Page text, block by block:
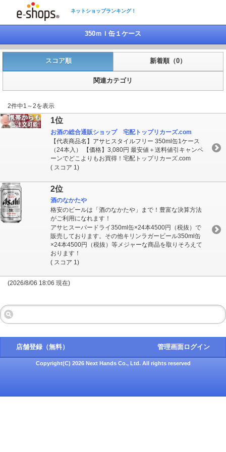
ネットショップランキング！
350ｍｌ缶１ケース
スコア順 新着順（0）
関連カテゴリ
2件中1～2を表示
1位
お酒の総合通販ショップ 宅配トップリカーズ.com
【代表商品名】アサヒスタイルフリー 350ml缶1ケース
（24本入） 【価格】3,080円 最安値＋送料値引キャンペ
ーンでどこよりもお買得！宅配トップリカーズ.com
( スコア 1)
2位
酒のなかたや
格安のビールは「酒のなかたや」まで！豊富な決算方法
がご利用になれます！
アサヒスーパードライ350ml缶×24本4500円（税抜）で
販売しております。その他キリンラガービール350ml缶
×24本4500円（税抜）等メジャーな商品を取りそろえて
おります！
( スコア 1)
(2026/8/06 18:06 現在)
店舗登録（無料） 管理画面ログイン
Copyright(C) 2026 Next Hands Co., Ltd. All rights reserved